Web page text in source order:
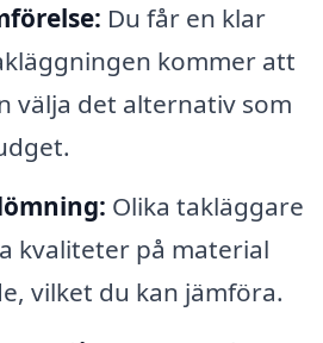
Du får en klar
kommer att
välja det alternativ som
Olika takläggare
kvaliteter på material
vilket du kan jämföra.